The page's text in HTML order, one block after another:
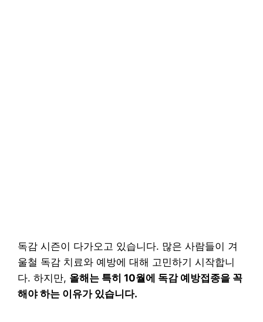
독감 시즌이 다가오고 있습니다. 많은 사람들이 겨
울철 독감 치료와 예방에 대해 고민하기 시작합니
다. 하지만, 올해는 특히 10월에 독감 예방접종을 꼭
해야 하는 이유가 있습니다.